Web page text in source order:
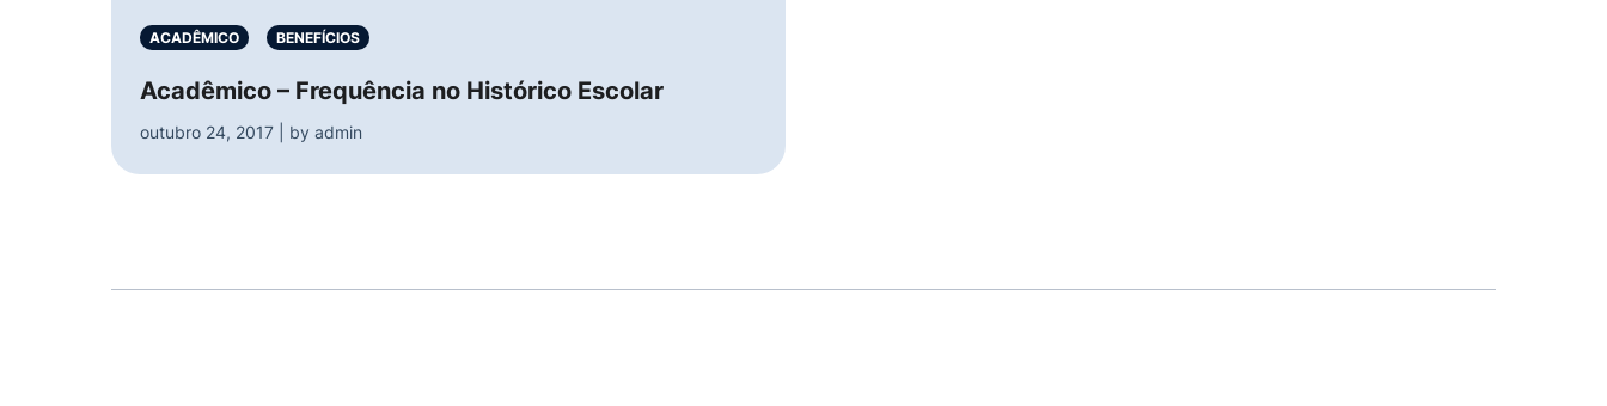
ACADÊMICO BENEFÍCIOS
Acadêmico – Frequência no Histórico Escolar
outubro 24, 2017 | by admin